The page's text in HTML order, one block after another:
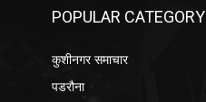
POPULAR CATEGORY
कुशीनगर समाचार
पडरौना